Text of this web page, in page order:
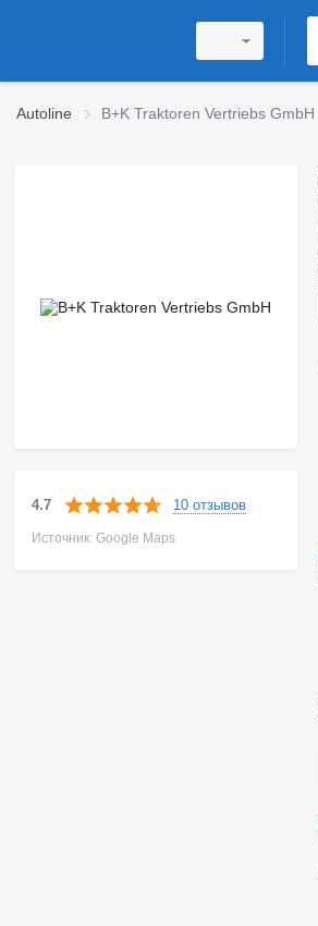
Autoline B+K Traktoren Vertriebs GmbH
4.7 10 отзывов
Источник: Google Maps